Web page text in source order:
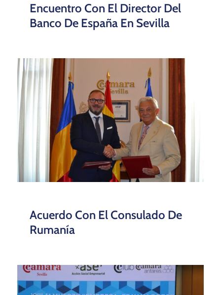
Encuentro Con El Director Del
Banco De España En Sevilla
Acuerdo Con El Consulado De
Rumanía